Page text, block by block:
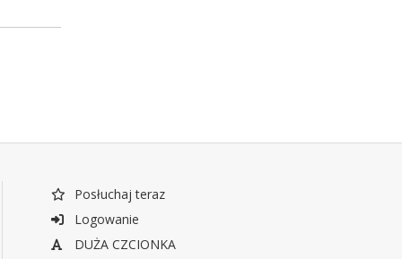
Posłuchaj teraz
Logowanie
DUŻA CZCIONKA